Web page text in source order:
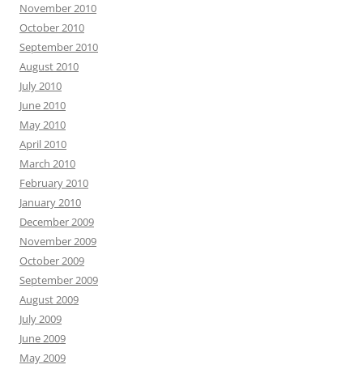
November 2010
October 2010
September 2010
August 2010
July 2010
June 2010
May 2010
April 2010
March 2010
February 2010
January 2010
December 2009
November 2009
October 2009
September 2009
August 2009
July 2009
June 2009
May 2009